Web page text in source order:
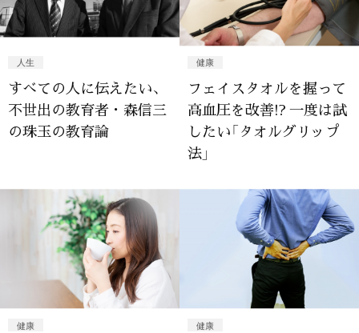
人生
すべての人に伝えたい、
不世出の教育者・森信三
の珠玉の教育論
健康
フェイスタオルを握って
高血圧を改善!? 一度は試
したい「タオルグリップ
法」
健康 健康